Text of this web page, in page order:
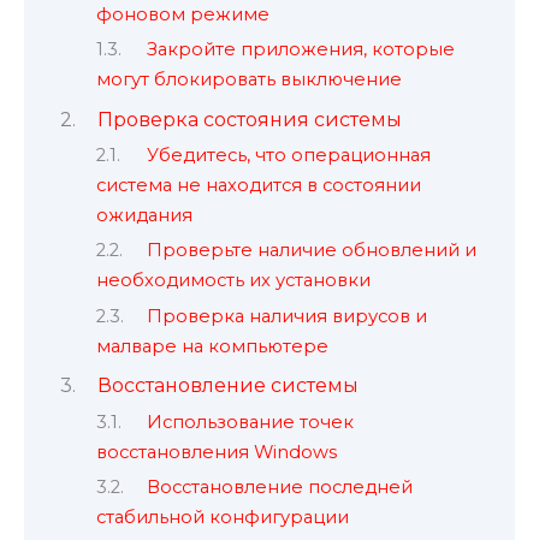
фоновом режиме
Закройте приложения, которые
могут блокировать выключение
Проверка состояния системы
Убедитесь, что операционная
система не находится в состоянии
ожидания
Проверьте наличие обновлений и
необходимость их установки
Проверка наличия вирусов и
малваре на компьютере
Восстановление системы
Использование точек
восстановления Windows
Восстановление последней
стабильной конфигурации